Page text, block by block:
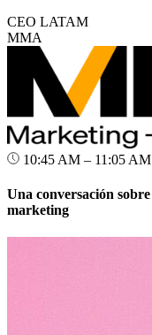
CEO LATAM
MMA
10:45 AM – 11:05 AM
Una conversación
marketing